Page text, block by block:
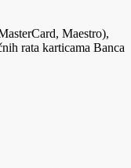
Maestro),
rata karticama Banca